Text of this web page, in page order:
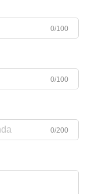
0/100
0/100
0/200